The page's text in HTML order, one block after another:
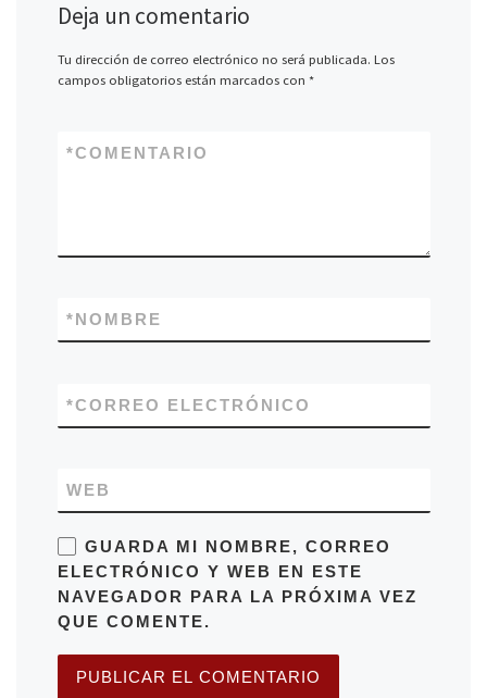
Deja un comentario
Tu dirección de correo electrónico no será publicada. Los
campos obligatorios están marcados con *
COMENTARIO
*
NOMBRE
*
CORREO ELECTRÓNICO
*
WEB
GUARDA MI NOMBRE, CORREO
ELECTRÓNICO Y WEB EN ESTE
NAVEGADOR PARA LA PRÓXIMA VEZ
QUE COMENTE.